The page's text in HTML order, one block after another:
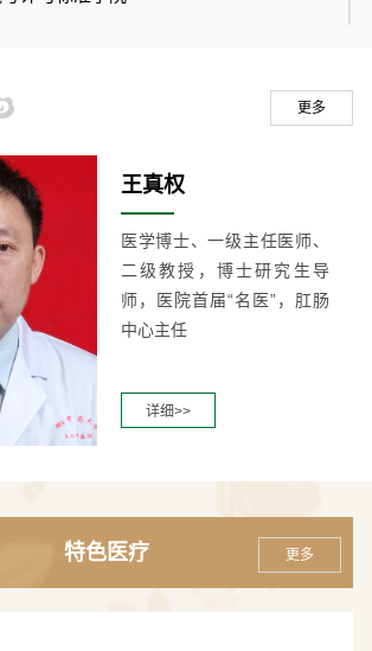
肠）区域医疗中心
和中西医结合学会肛肠科专业委员会
信息研究会中西医结合肛肠专业委员会
的医疗、教学、科研与人才培训基地之
次医疗团队，现有肛肠专科医师6名,其
高职称2名，中级职称3名；国家自然基
更多
王真权
医学博士、一级主任医师、
二级教授，博士研究生导
师，医院首届“名医”，肛肠
中心主任
详细>>
特色医疗 更多